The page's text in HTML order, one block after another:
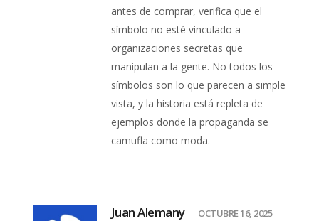
antes de comprar, verifica que el
símbolo no esté vinculado a
organizaciones secretas que
manipulan a la gente. No todos los
símbolos son lo que parecen a simple
vista, y la historia está repleta de
ejemplos donde la propaganda se
camufla como moda.
Juan Alemany OCTUBRE 16, 2025